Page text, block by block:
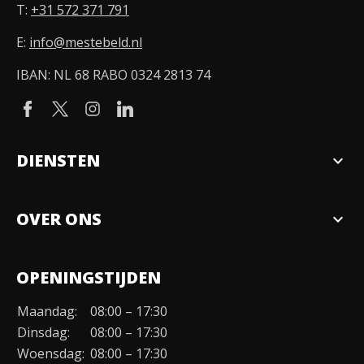
T: +31 572 371 791
E: info@mestebeld.nl
IBAN: NL 68 RABO 0324 2813 74
DIENSTEN expand_more
OVER ONS expand_more
Organisatie
Duurzaamheid
Werken bij
OPENINGSTIJDEN
Maandag:
08:00 – 17:30
Dinsdag:
08:00 – 17:30
Woensdag: 08:00 – 17:30